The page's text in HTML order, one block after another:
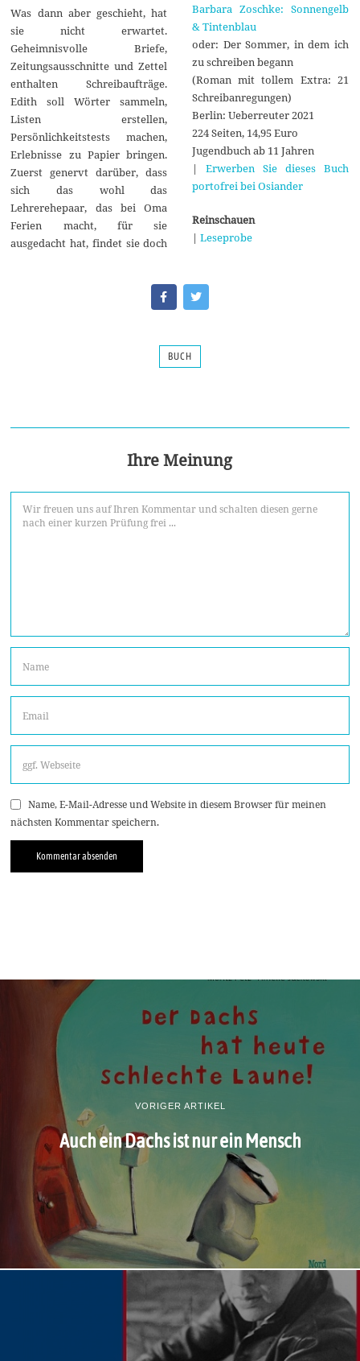
Was dann aber geschieht, hat
sie nicht erwartet.
Geheimnisvolle Briefe,
Zeitungsausschnitte und Zettel
enthalten Schreibaufträge.
Edith soll Wörter sammeln,
Listen erstellen,
Persönlichkeitstests machen,
Erlebnisse zu Papier bringen.
Zuerst genervt darüber, dass
sich das wohl das
Lehrerehepaar, das bei Oma
Ferien macht, für sie
ausgedacht hat, findet sie doch
Barbara Zoschke: Sonnengelb
& Tintenblau
oder: Der Sommer, in dem ich
zu schreiben begann
(Roman mit tollem Extra: 21
Schreibanregungen)
Berlin: Ueberreuter 2021
224 Seiten, 14,95 Euro
Jugendbuch ab 11 Jahren
| Erwerben Sie dieses Buch
portofrei bei Osiander
Reinschauen
| Leseprobe
BUCH
Ihre Meinung
Name, E-Mail-Adresse und Website in diesem Browser für meinen
nächsten Kommentar speichern.
VORIGER ARTIKEL
Auch ein Dachs ist nur ein Mensch